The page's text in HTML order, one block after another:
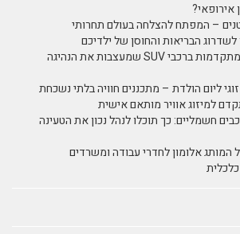
אירופאי?
– המפתח להצלחה בעולם תחרותי
הבריאות והחוסן של ילדיכם
נהיגה חכמה: טכנולוגיות מתקדמות ברכבי SUV שמעצבות את הנהיגה
זוגי ליום הולדת – מתכננים חוויה בלתי נשכחת
למיזוג אוויר מותאם אישית
חשמליים: כך תוכלו לנהל נכון את הטעינה
אלומון לחדרי עבודה ומשרדים